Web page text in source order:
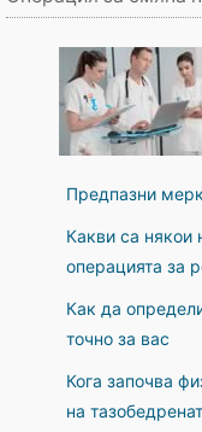
Предпазни
Какви са някои
операцията за
Как да
точно за вас
Кога започва
на